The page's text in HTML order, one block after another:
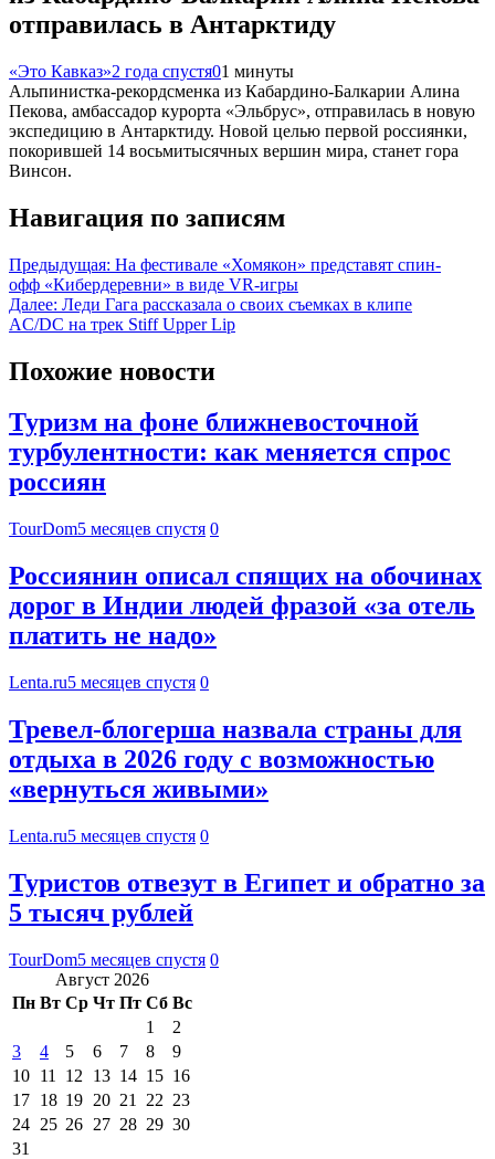
отправилась в Антарктиду
«Это Кавказ»2 года спустя01 минуты
Альпинистка-рекордсменка из Кабардино-Балкарии Алина
Пекова, амбассадор курорта «Эльбрус», отправилась в новую
экспедицию в Антарктиду. Новой целью первой россиянки,
покорившей 14 восьмитысячных вершин мира, станет гора
Винсон.
Навигация по записям
Предыдущая: На фестивале «Хомякон» представят спин-
офф «Кибердеревни» в виде VR-игры
Далее: Леди Гага рассказала о своих съемках в клипе
AC/DC на трек Stiff Upper Lip
Похожие новости
Туризм на фоне ближневосточной
турбулентности: как меняется спрос
россиян
TourDom5 месяцев спустя 0
Россиянин описал спящих на обочинах
дорог в Индии людей фразой «за отель
платить не надо»
Lenta.ru5 месяцев спустя 0
Тревел-блогерша назвала страны для
отдыха в 2026 году с возможностью
«вернуться живыми»
Lenta.ru5 месяцев спустя 0
Туристов отвезут в Египет и обратно за
5 тысяч рублей
TourDom5 месяцев спустя 0
Август 2026
Пн Вт Ср Чт Пт Сб Вс
1
2
3
4 5 6 7 8
9
10 11 12 13 14 15 16
17 18 19 20 21 22 23
24 25 26 27 28 29 30
31